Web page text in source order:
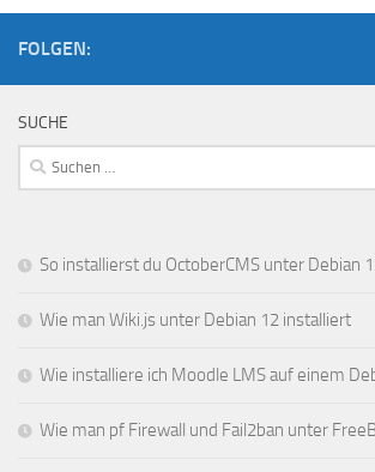
FOLGEN:
SUCHE
Suchen
nach:
So installierst du OctoberCMS unter Debian
Wie man Wiki.js unter Debian 12 installiert
Wie installiere ich Moodle LMS auf einem
Wie man pf Firewall und Fail2ban unter